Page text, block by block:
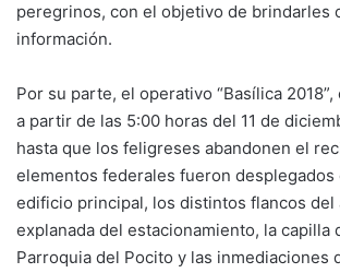
peregrinos, con el objetivo de brindarles
información.
Por su parte, el operativo “Basílica
a partir de las 5:00 horas del 11 de
hasta que los feligreses abandonen el
elementos federales fueron
edificio principal, los distintos flancos del
explanada del estacionamiento, la capilla
Parroquia del Pocito y las inmediaciones